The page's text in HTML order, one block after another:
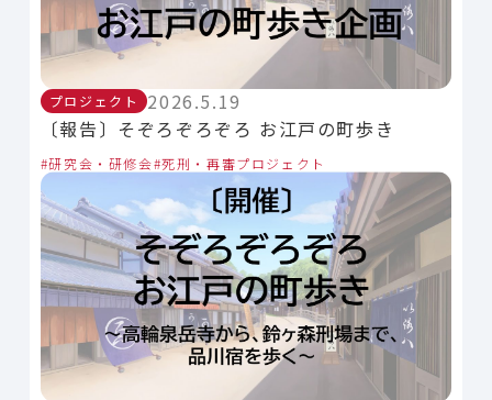
プロジェクト
2026.5.19
〔報告〕そぞろぞろぞろ お江戸の町歩き
研究会・研修会 死刑・再審プロジェクト